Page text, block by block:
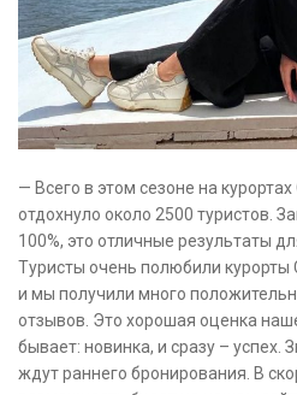
— Всего в этом сезоне на
отдохнуло около 2500 туристов.
100%, это отличные результаты
Туристы очень полюбили курорты
и мы получили много
отзывов. Это хорошая оценка
бывает: новинка, и сразу – успех.
ждут раннего бронирования. В